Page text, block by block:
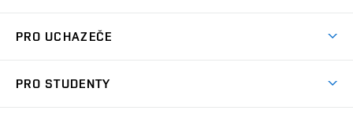
Koleje
PRO UCHAZEČE
PRO STUDENTY